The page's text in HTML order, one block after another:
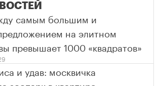
самым большим и
на элитном
превышает 1000 «квадратов»
и удав: москвичка